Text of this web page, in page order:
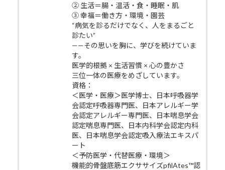
② 生活＝腸・温活・食・睡眠・肌
③ 幸福＝働き方・環境・園芸
“病気を診るだけでなく、人をまるごと
診たい”
——その思いを胸に、学びを続けていま
す。
医学的根拠 × 生活習慣 × 心の豊かさ
三位一体の医療をめざしています。
資格：
＜医学・医療＞医学博士、日本呼吸器学
会認定呼吸器専門医、日本アレルギー学
会認定アレルギー専門医、日本喘息学会
認定喘息専門医、日本内科学会認定内科
医、日本喘息学会認定吸入療法エキスパ
ート
＜予防医学・代替医療・環境＞
機能的骨盤底筋エクササイズpfilAtes™認